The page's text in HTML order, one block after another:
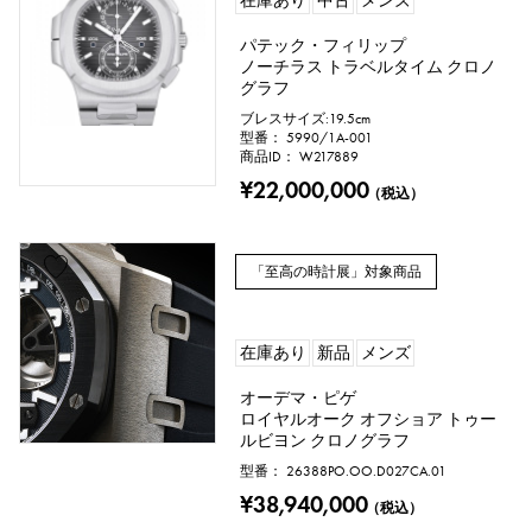
付属品
純正ボックス 保証書 鑑定書
鑑別書 修理明細書 修理保証書
万円 ～
パテック・フィリップ
ノーチラス トラベルタイム クロノ
グラフ
ブレスサイズ:19.5cm
型番： 5990/1A-001
商品ID： W217889
¥22,000,000（税込）
「至高の時計展」対象商品
在庫あり 新品 メンズ
オーデマ・ピゲ
ロイヤルオーク オフショア トゥー
ルビヨン クロノグラフ
型番： 26388PO.OO.D027CA.01
¥38,940,000（税込）